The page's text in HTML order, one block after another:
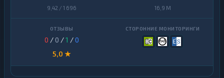
9,42 / 1 696 16,9 M
0 / 0 /1 /0
5,0 ★